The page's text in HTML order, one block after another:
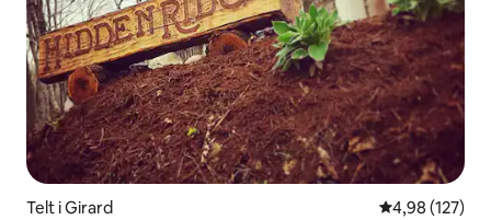
Telt i Girard 4,98 ud af 5 i
4,98 (127)